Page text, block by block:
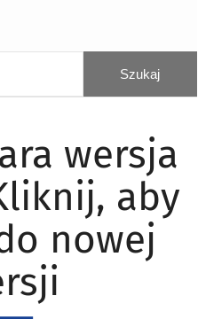
wersja
aby
nowej